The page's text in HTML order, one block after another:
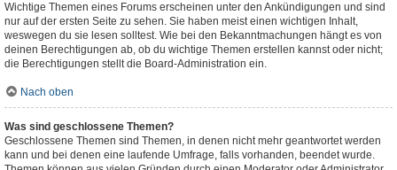
Wichtige Themen eines Forums erscheinen unter den Ankündigungen und sind
nur auf der ersten Seite zu sehen. Sie haben meist einen wichtigen Inhalt,
weswegen du sie lesen solltest. Wie bei den Bekanntmachungen hängt es von
deinen Berechtigungen ab, ob du wichtige Themen erstellen kannst oder nicht;
die Berechtigungen stellt die Board-Administration ein.
Nach oben
Was sind geschlossene Themen?
Geschlossene Themen sind Themen, in denen nicht mehr geantwortet werden
kann und bei denen eine laufende Umfrage, falls vorhanden, beendet wurde.